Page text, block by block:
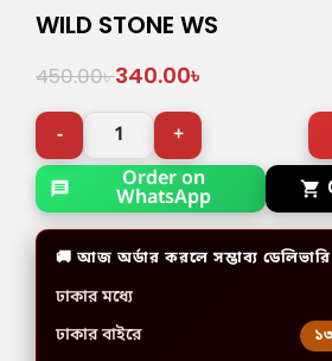
WILD STONE WS
450.00৳340.00৳
Order on
WhatsApp
🚚 আজ অর্ডার করলে সম্ভাব্য ডেলিভারি
ঢাকার মধ্যে
ঢাকার বাইরে